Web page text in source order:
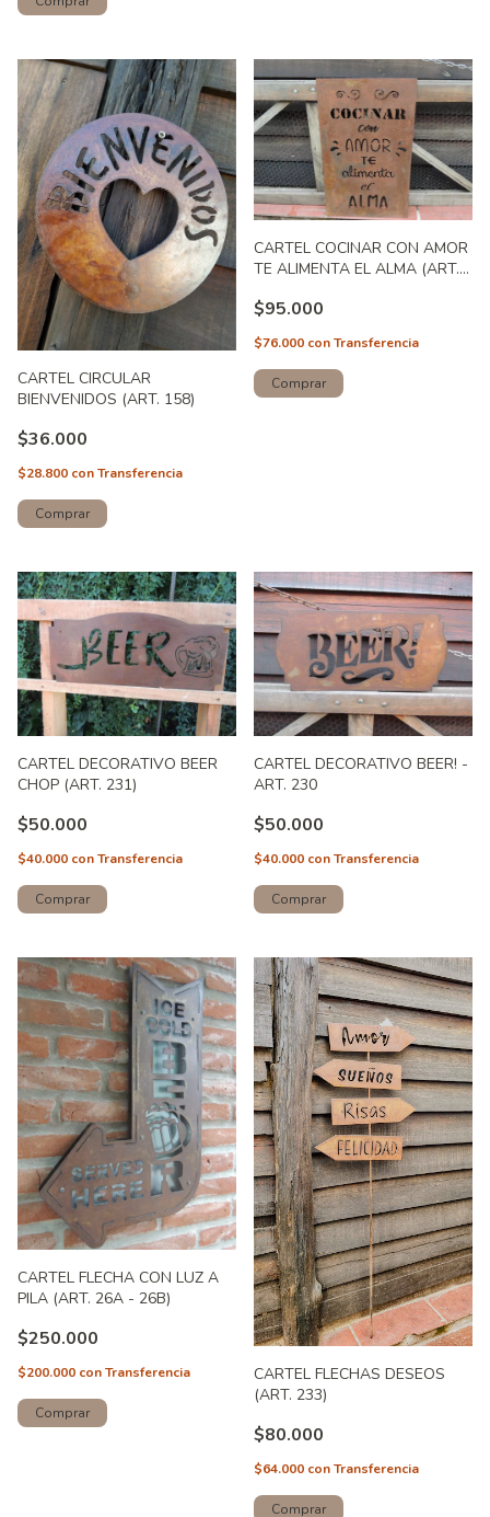
CARTEL CIRCULAR
BIENVENIDOS (ART. 158)
$36.000
$28.800 conTransferencia
Comprar
CARTEL COCINAR CON AMOR
TE ALIMENTA EL ALMA (ART.
$95.000
$76.000 conTransferencia
CARTEL DECORATIVO BEER
CHOP (ART. 231)
$50.000
$40.000 conTransferencia
CARTEL DECORATIVO BEER! -
ART. 230
$50.000
$40.000 conTransferencia
CARTEL FLECHA CON LUZ A
PILA (ART. 26A - 26B)
$250.000
$200.000 conTransferencia
Comprar
CARTEL FLECHAS DESEOS
(ART. 233)
$80.000
$64.000 conTransferencia